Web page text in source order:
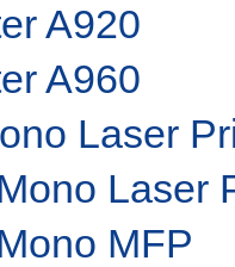
A920
A960
Laser
Laser
MFP